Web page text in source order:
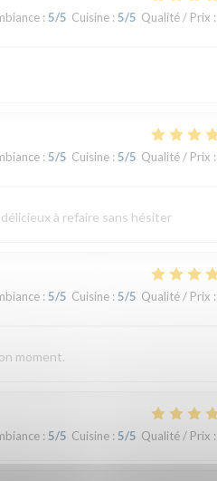
: 5/5 Cuisine: 5/5 Qualité / Prix :
: 5/5 Cuisine: 5/5 Qualité / Prix :
à refaire sans hésiter
: 5/5 Cuisine: 5/5 Qualité / Prix :
moment.
: 5/5 Cuisine: 5/5 Qualité / Prix :